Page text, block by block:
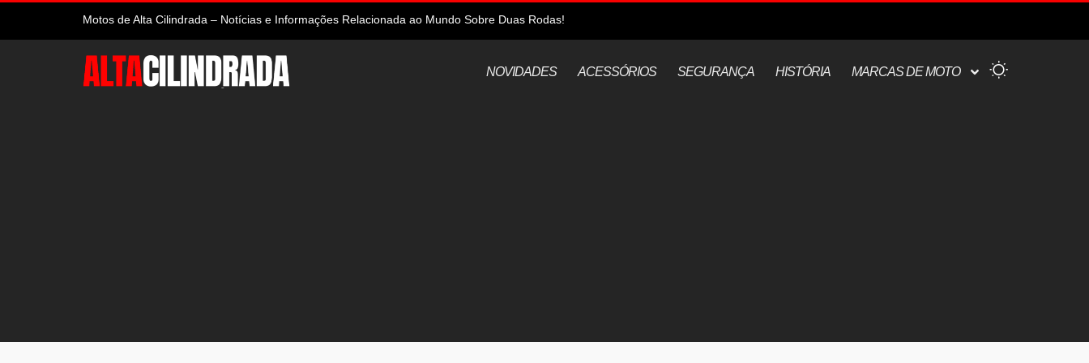
Motos de Alta Cilindrada – Notícias e Informações Relacionada ao Mundo Sobre Duas Rodas!
NOVIDADES ACESSÓRIOS SEGURANÇA HISTÓRIA MARCAS DE MOTO